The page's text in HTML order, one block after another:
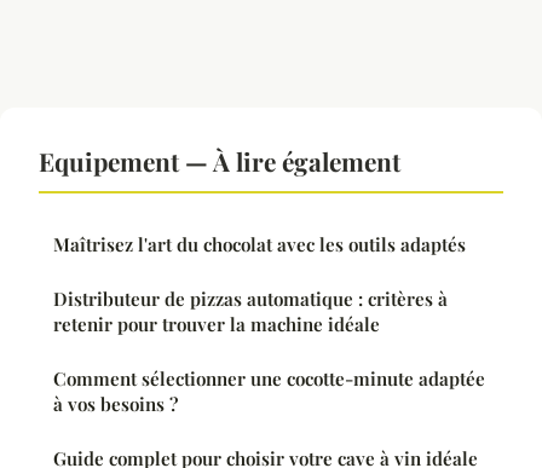
Equipement — À lire également
Maîtrisez l'art du chocolat avec les outils adaptés
Distributeur de pizzas automatique : critères à
retenir pour trouver la machine idéale
Comment sélectionner une cocotte-minute adaptée
à vos besoins ?
Guide complet pour choisir votre cave à vin idéale